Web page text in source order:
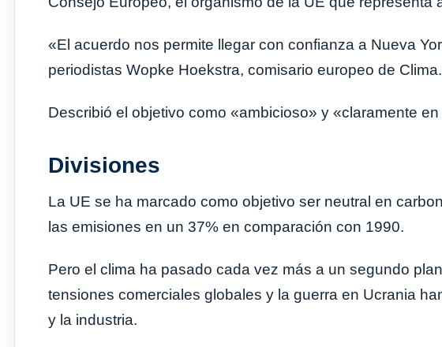
«El acuerdo nos permite llegar con confianza a Nueva
periodistas Wopke Hoekstra, comisario europeo de Clima.
Describió el objetivo como «ambicioso» y «claramente
Divisiones
La UE se ha marcado como objetivo ser neutral en
las emisiones en un 37% en comparación con 1990.
Pero el clima ha pasado cada vez más a un segundo
tensiones comerciales globales y la guerra en Ucrania
y la industria.